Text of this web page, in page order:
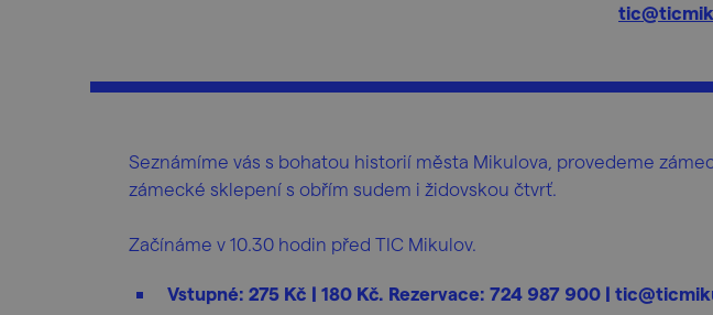
Seznámíme vás s bohatou historií města Mikulova, provedeme
zámecké sklepení s obřím sudem i židovskou čtvrť.
Začínáme v 10.30 hodin před TIC Mikulov.
Vstupné: 275 Kč | 180 Kč. Rezervace: 724 987 900 |